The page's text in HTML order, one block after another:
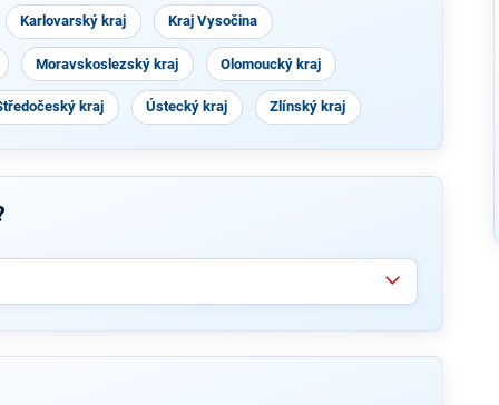
Karlovarský kraj Kraj Vysočina
Moravskoslezský kraj Olomoucký kraj
kraj Ústecký kraj Zlínský kraj